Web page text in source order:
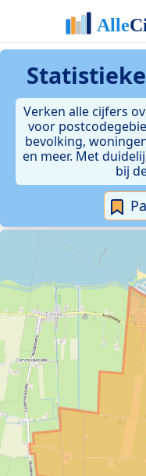
Verken alle cijfers
voor
bevolking,
en meer. Met
bij